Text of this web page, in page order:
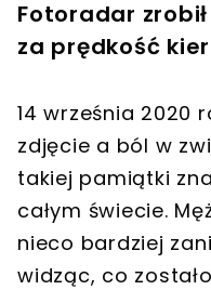
Fotoradar
za prędkość
14 września 2020
zdjęcie a ból w
takiej pamiątki
całym świecie.
nieco bardziej
widząc, co